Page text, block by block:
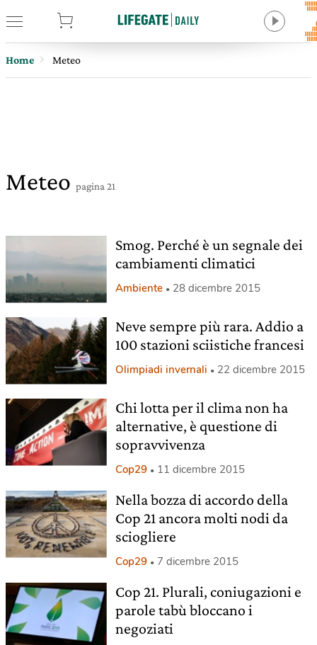
Home Meteo
Meteo pagina 21
Smog. Perché è un segnale dei
cambiamenti climatici
Ambiente 28 dicembre 2015
Neve sempre più rara. Addio a
100 stazioni sciistiche francesi
Olimpiadi invernali 22 dicembre 2015
Chi lotta per il clima non ha
alternative, è questione di
sopravvivenza
Cop29 11 dicembre 2015
Nella bozza di accordo della
Cop 21 ancora molti nodi da
sciogliere
Cop29 7 dicembre 2015
Cop 21. Plurali, coniugazioni e
parole tabù bloccano i
negoziati